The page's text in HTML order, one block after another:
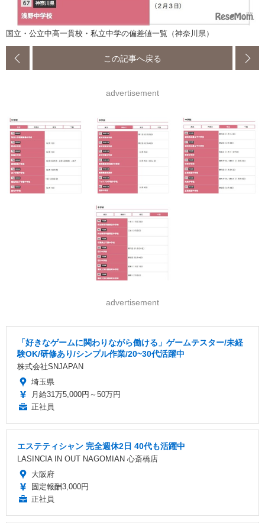
国立・公立中高一貫校・私立中学の偏差値一覧（神奈川県）
この記事へ戻る
advertisement
advertisement
「好きなゲームに関わりながら働ける」ゲームテスター/未経
験OK/研修あり/シンプル作業/20~30代活躍中
株式会社SNJAPAN
埼玉県
月給31万5,000円～50万円
正社員
エステティシャン 完全週休2日 40代も活躍中
LASINCIA IN OUT NAGOMIAN 心斎橋店
大阪府
固定報酬3,000円
正社員